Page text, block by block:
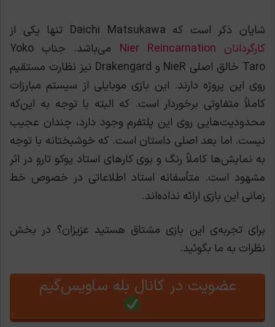
شایان ذکر است که Daichi Matsukawa تنها یکی از
کارگردانان Nier Reincarnation
می‌باشد. جناب Yoko
Taro خالق اصلی NieR و Drakengard نیز نظارت مستقیم
روی این پروژه دارند. این بازی موبایلی از سیستم مبارزات
کاملاً متفاوتی برخوردار است. که البته با توجه به این‌که
محدودیت‌هایی روی این پلتفرم وجود دارد، چندان عجیب
نیست. اما بعد اصلی داستان است. که خوشبختانه با توجه
به نمایش‌ها کاملاً رنگ و بوی کارهای استاد یوکو تارو در اثر
مشهود است. متأسفانه استاد اطلاعاتی در خصوص خط
زمانی این بازی ارائه نداده‌اند.
برای تجربه‌ی این بازی مشتاق هستید عزیزان‌؟ در بخش
نظرات به ما بگوئید.
عضویت در کانال بله ساویس‌گیم